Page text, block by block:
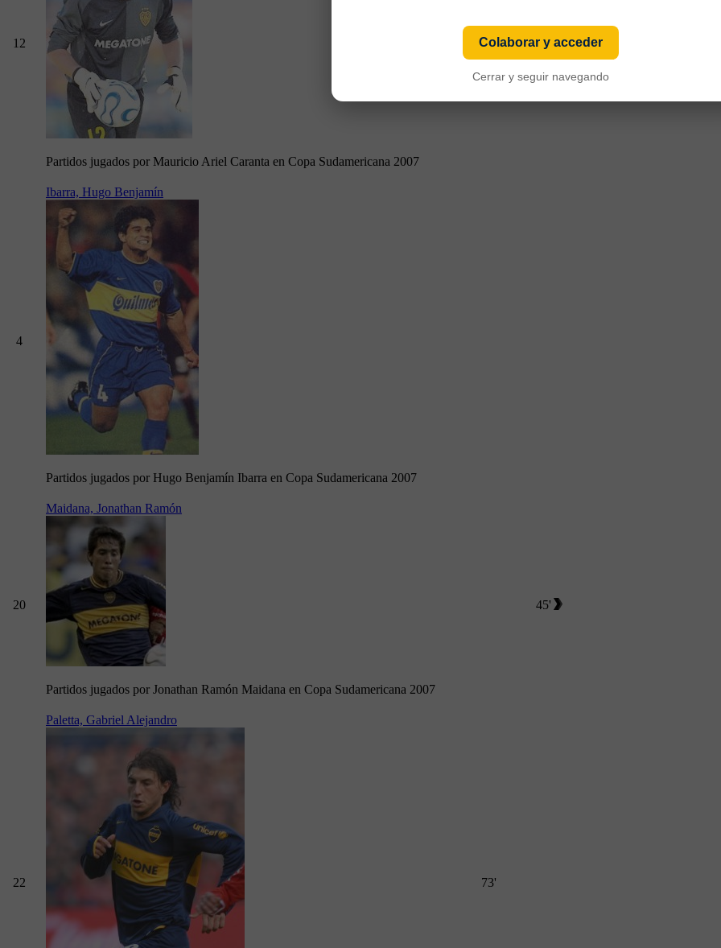
12
Partidos jugados por Mauricio Ariel Caranta en Copa Sudamericana 2007
4
Ibarra, Hugo Benjamín
Partidos jugados por Hugo Benjamín Ibarra en Copa Sudamericana 2007
20
Maidana, Jonathan Ramón
Partidos jugados por Jonathan Ramón Maidana en Copa Sudamericana 2007
45'
22
Paletta, Gabriel Alejandro
73'
Colaborar y acceder
Cerrar y seguir navegando